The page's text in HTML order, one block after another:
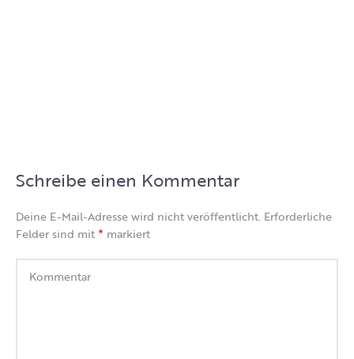
Schreibe einen Kommentar
Deine E-Mail-Adresse wird nicht veröffentlicht. Erforderliche
Felder sind mit* markiert